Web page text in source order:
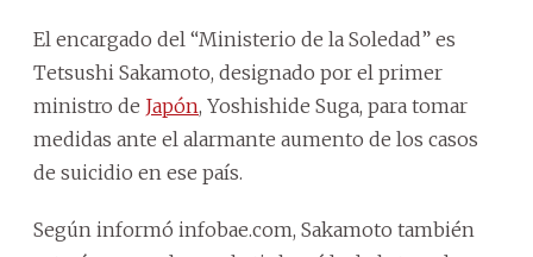
El encargado del “Ministerio de la Soledad” es
Tetsushi Sakamoto, designado por el primer
ministro de Japón, Yoshishide Suga, para tomar
medidas ante el alarmante aumento de los casos
de suicidio en ese país.
Según informó infobae.com, Sakamoto también